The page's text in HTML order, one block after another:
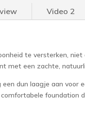
Video 2
te versterken,
met een zachte,
dun laagje aan voor
foundation